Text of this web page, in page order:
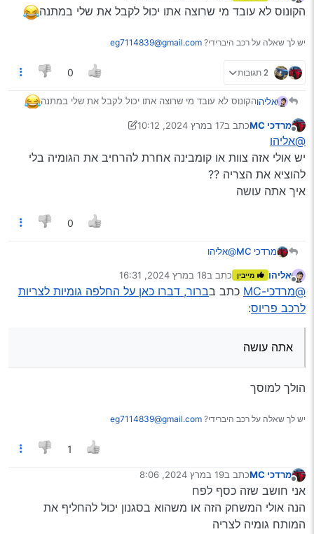
הקונוס לא עובד מי שרוצה אתו יכול לקבל את שלי במתנה
יש לך שאלה על רכב היברידי? eg7114839@gmail.com
2 תגובות 0
אליהוהקונוס לא עובד מי שרוצה אתו יכול לקבל את שלי במתנה
מנותק
מרדכי MC כתב ב17 במרץ 2024, 10:12
נערך לאחרונה על ידי מרדכי MC
@אליהו
יש אולי אזה צוות או קומבינה אחרת להרחיב את הגומיה בלי
להוציא את הצריה ??
איך אתה עושה
0
מרדכי MC
@אליהו
בלי להוציא את הצריה ??
איך אתה עושה
אליהו מייבין כתב ב18 במרץ 2024, 16:31
נערך לאחרונה על ידי
@מרדכי-MC כתב בברור, דברו כאן על החלפה גומיות לצריות
לרכב פריוס:
אתה עושה
הולך למוסך
יש לך שאלה על רכב היברידי? eg7114839@gmail.com
1
מרדכי MC כתב ב19 במרץ 2024, 8:06
נערך לאחרונה על ידי
אני חושב שזה כסף לפח
הנה אולי המשחק הזה או משהוא בסגנון יכול להחליף את
המותח גומיה לצריה